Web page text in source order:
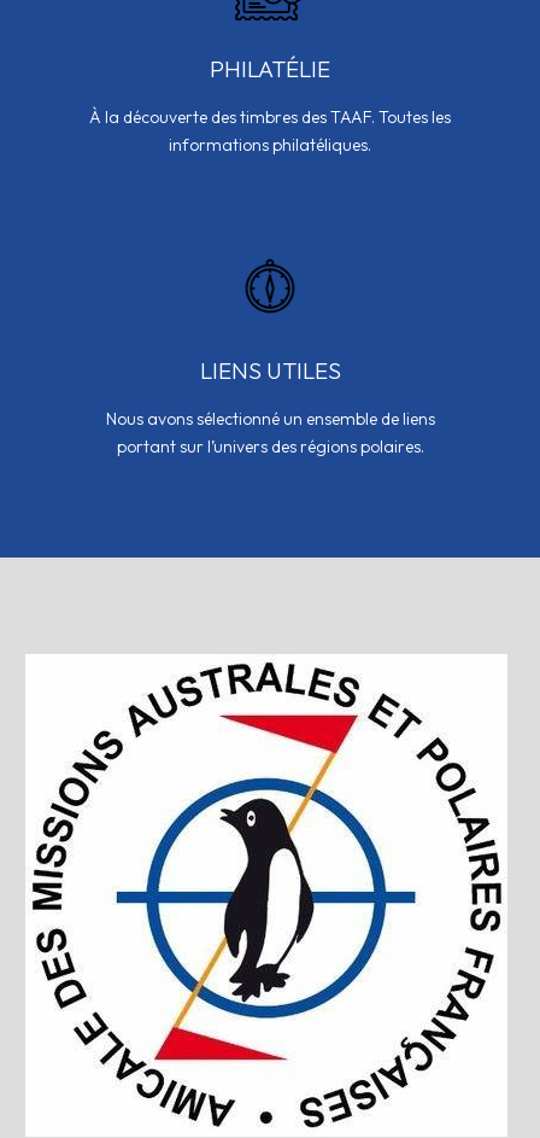
PHILATÉLIE
À la découverte des timbres des TAAF. Toutes les
informations philatéliques.
LIENS UTILES
Nous avons sélectionné un ensemble de liens
portant sur l’univers des régions polaires.